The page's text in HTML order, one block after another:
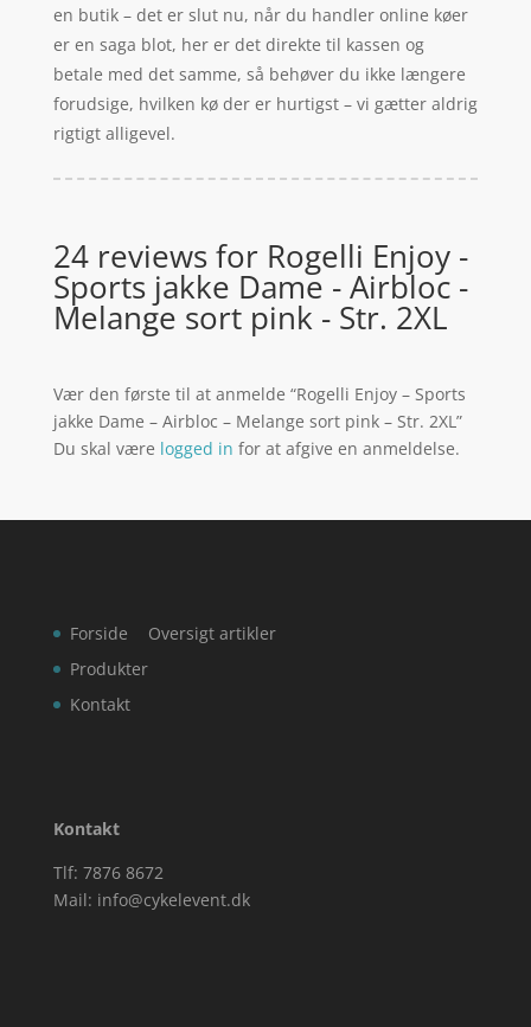
en butik – det er slut nu, når du handler online køer
er en saga blot, her er det direkte til kassen og
betale med det samme, så behøver du ikke længere
forudsige, hvilken kø der er hurtigst – vi gætter aldrig
rigtigt alligevel.
24 reviews for Rogelli Enjoy -
Sports jakke Dame - Airbloc -
Melange sort pink - Str. 2XL
Vær den første til at anmelde “Rogelli Enjoy – Sports
jakke Dame – Airbloc – Melange sort pink – Str. 2XL”
Du skal være logged in for at afgive en anmeldelse.
Forside
Produkter
Kontakt
Oversigt artikler
Kontakt
Tlf: 7876 8672
Mail: info@cykelevent.dk